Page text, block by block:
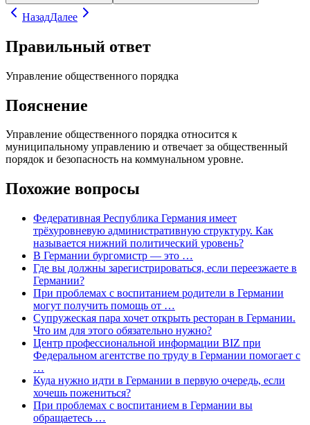
НазадДалее
Правильный ответ
Управление общественного порядка
Пояснение
Управление общественного порядка относится к
муниципальному управлению и отвечает за общественный
порядок и безопасность на коммунальном уровне.
Похожие вопросы
Федеративная Республика Германия имеет
трёхуровневую административную структуру. Как
называется нижний политический уровень?
В Германии бургомистр — это …
Где вы должны зарегистрироваться, если переезжаете в
Германии?
При проблемах с воспитанием родители в Германии
могут получить помощь от …
Супружеская пара хочет открыть ресторан в Германии.
Что им для этого обязательно нужно?
Центр профессиональной информации BIZ при
Федеральном агентстве по труду в Германии помогает с
…
Куда нужно идти в Германии в первую очередь, если
хочешь пожениться?
При проблемах с воспитанием в Германии вы
обращаетесь …